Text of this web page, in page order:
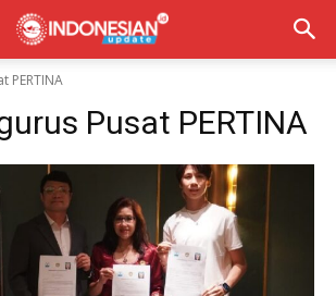
PERTINA
Pusat PERTINA